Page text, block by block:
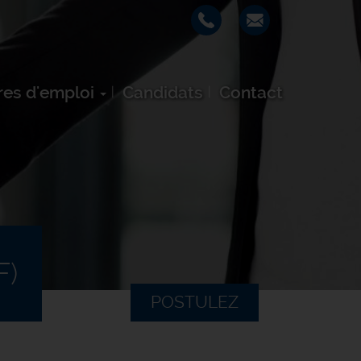
d'emploi Candidats Contact
POSTULEZ